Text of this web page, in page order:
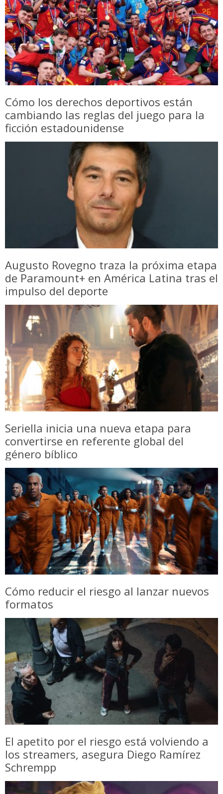
Cómo los derechos deportivos están
cambiando las reglas del juego para la
ficción estadounidense
Augusto Rovegno traza la próxima etapa
de Paramount+ en América Latina tras el
impulso del deporte
Seriella inicia una nueva etapa para
convertirse en referente global del
género bíblico
Cómo reducir el riesgo al lanzar nuevos
formatos
El apetito por el riesgo está volviendo a
los streamers, asegura Diego Ramírez
Schrempp